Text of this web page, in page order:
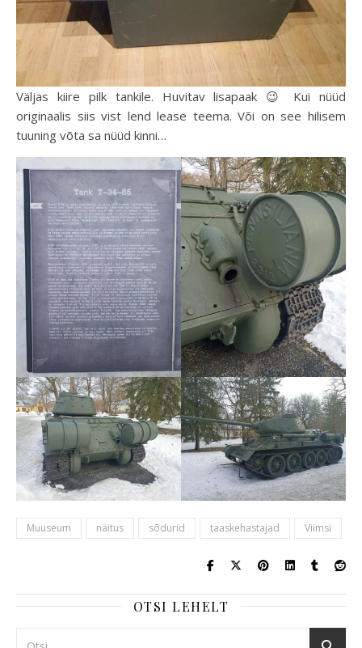
Väljas kiire pilk tankile. Huvitav lisapaak 😉 Kui nüüd
originaalis siis vist lend lease teema. Või on see hilisem
tuuning võta sa nüüd kinni…
Muuseum näitus sõdurid taaskehastajad Viimsi
OTSI LEHELT